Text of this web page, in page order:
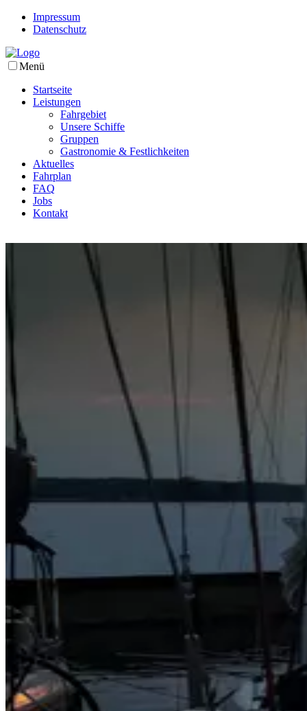
Impressum
Datenschutz
Menü
Startseite
Leistungen
Fahrgebiet
Unsere Schiffe
Gruppen
Gastronomie & Festlichkeiten
Aktuelles
Fahrplan
FAQ
Jobs
Kontakt